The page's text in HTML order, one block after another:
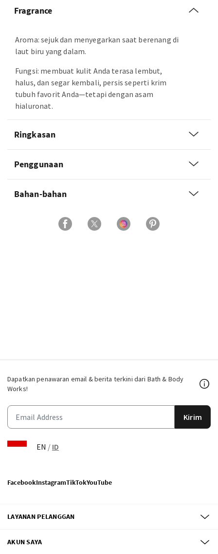
Fragrance
Aroma: sejuk dan menyegarkan saat berenang di
laut biru yang dalam.
Fungsi: membuat kulit Anda terasa lembut,
halus, dan segar kembali, persis seperti krim
tubuh favorit Anda—tetapi dengan asam
hialuronat.
Ringkasan
Penggunaan
Bahan-bahan
Dapatkan penawaran email & berita terkini dari Bath & Body
Works!
Kirim
EN / ID
FacebookInstagramTikTokYouTube
LAYANAN PELANGGAN
AKUN SAYA